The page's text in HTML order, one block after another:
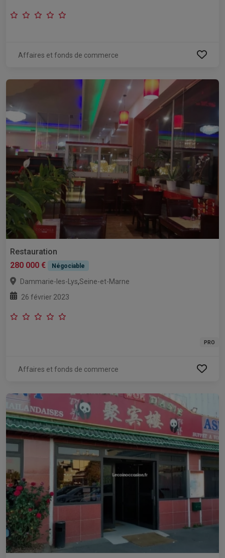
Affaires et fonds de commerce
Restauration
280 000 €
Négociable
Dammarie-les-Lys,Seine-et-Marne
26 février 2023
PRO
Affaires et fonds de commerce